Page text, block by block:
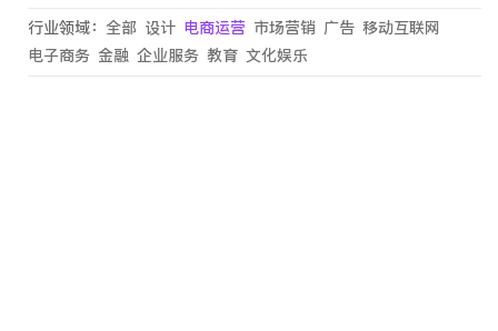
行业领域： 全部 设计 电商运营 市场营销 广告 移动互联网
电子商务 金融 企业服务 教育 文化娱乐